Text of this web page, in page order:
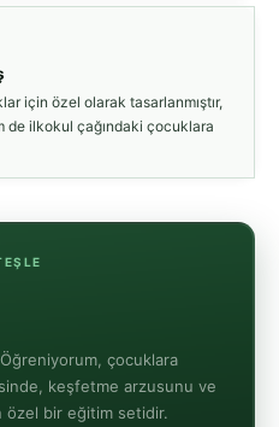
için özel olarak tasarlanmıştır,
de ilkokul çağındaki çocuklara
çocuklara
keşfetme arzusunu ve
özel bir eğitim setidir.